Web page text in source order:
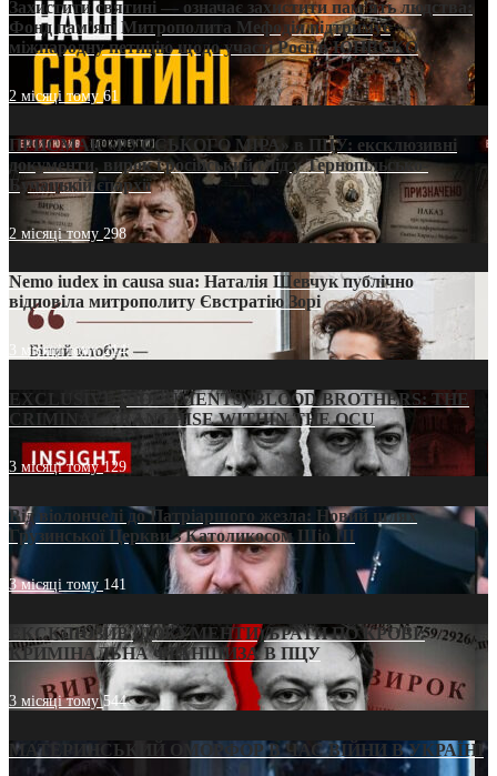
Захистити святині — означає захистити пам’ять людства:
Фонд пам’яті Митрополита Мефодія підтримує
міжнародну петицію щодо участі Росії в ЮНЕСКО
2 місяці тому61
ПРИСМАК «РУССЬКОГО МІРА» в ПЦУ: ексклюзивні
документи, вирок і російський слід у Тернопільсько-
Бучацькій єпархії
2 місяці тому 298
Nemo iudex in causa sua: Наталія Шевчук публічно
відповіла митрополиту Євстратію Зорі
3 місяці тому214
EXCLUSIVE (DOCUMENTS)/BLOOD BROTHERS: THE
CRIMINAL FRANCHISE WITHIN THE OCU
3 місяці тому129
Від віолончелі до Патріаршого жезла: Новий шлях
Грузинської Церкви з Католикосом Шіо III
3 місяці тому 141
ЕКСКЛЮЗИВ (ДОКУМЕНТИ)/БРАТИ ПО КРОВІ:
КРИМІНАЛЬНА ФРАНШИЗА В ПЦУ
3 місяці тому544
МАТЕРИНСЬКИЙ ОМОРФОР В ЧАС ВІЙНИ В УКРАЇНІ